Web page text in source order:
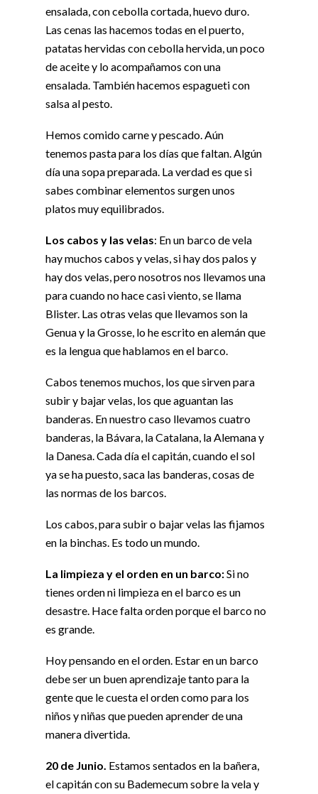
ensalada, con cebolla cortada, huevo duro.
Las cenas las hacemos todas en el puerto,
patatas hervidas con cebolla hervida, un poco
de aceite y lo acompañamos con una
ensalada. También hacemos espagueti con
salsa al pesto.
Hemos comido carne y pescado. Aún
tenemos pasta para los días que faltan. Algún
día una sopa preparada. La verdad es que si
sabes combinar elementos surgen unos
platos muy equilibrados.
Los cabos y las velas: En un barco de vela
hay muchos cabos y velas, si hay dos palos y
hay dos velas, pero nosotros nos llevamos una
para cuando no hace casi viento, se llama
Blister. Las otras velas que llevamos son la
Genua y la Grosse, lo he escrito en alemán que
es la lengua que hablamos en el barco.
Cabos tenemos muchos, los que sirven para
subir y bajar velas, los que aguantan las
banderas. En nuestro caso llevamos cuatro
banderas, la Bávara, la Catalana, la Alemana y
la Danesa. Cada día el capitán, cuando el sol
ya se ha puesto, saca las banderas, cosas de
las normas de los barcos.
Los cabos, para subir o bajar velas las fijamos
en la binchas. Es todo un mundo.
La limpieza y el orden en un barco:Si no
tienes orden ni limpieza en el barco es un
desastre. Hace falta orden porque el barco no
es grande.
Hoy pensando en el orden. Estar en un barco
debe ser un buen aprendizaje tanto para la
gente que le cuesta el orden como para los
niños y niñas que pueden aprender de una
manera divertida.
20 de Junio. Estamos sentados en la bañera,
el capitán con su Bademecum sobre la vela y